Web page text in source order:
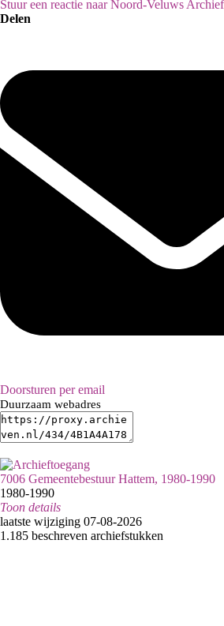
Stuur een reactie naar Noord-Veluws Archief
Delen
Doorsturen per email
Duurzaam webadres
7006 Gemeentebestuur Hattem, 1980-1990
1980-1990
Toon details
Datering:
1980-1990
laatste wijziging 07-08-2026
1.185 beschreven archiefstukken